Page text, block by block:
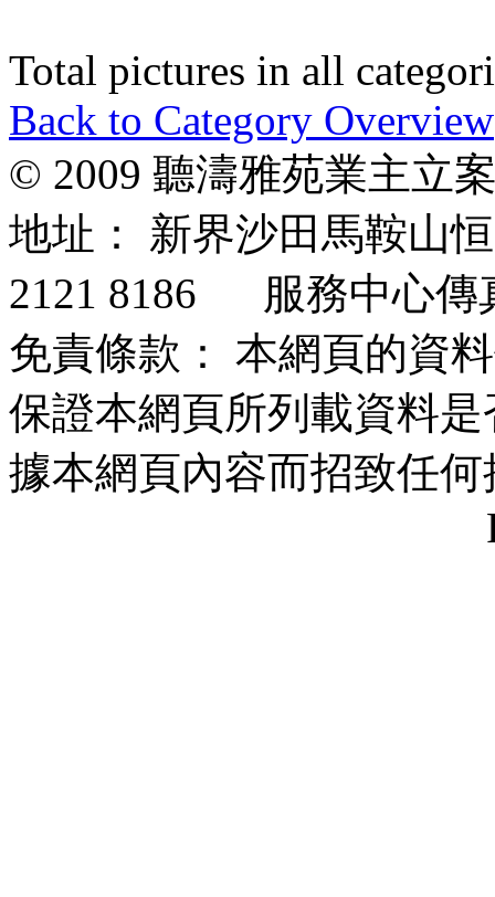
Total pictures in all
Back to Category Overview
© 2009 聽濤雅苑業主立
地址： 新界沙田馬鞍
2121 8186 服務中心傳
免責條款： 本網頁的資
保證本網頁所列載資料
據本網頁內容而招致任